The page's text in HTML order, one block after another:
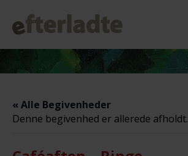
« Alle Begivenheder
Denne begivenhed er allerede afholdt.